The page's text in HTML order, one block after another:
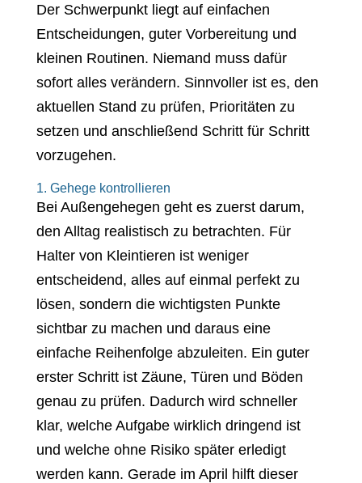
Der Schwerpunkt liegt auf einfachen
Entscheidungen, guter Vorbereitung und
kleinen Routinen. Niemand muss dafür
sofort alles verändern. Sinnvoller ist es, den
aktuellen Stand zu prüfen, Prioritäten zu
setzen und anschließend Schritt für Schritt
vorzugehen.
1. Gehege kontrollieren
Bei Außengehegen geht es zuerst darum,
den Alltag realistisch zu betrachten. Für
Halter von Kleintieren ist weniger
entscheidend, alles auf einmal perfekt zu
lösen, sondern die wichtigsten Punkte
sichtbar zu machen und daraus eine
einfache Reihenfolge abzuleiten. Ein guter
erster Schritt ist Zäune, Türen und Böden
genau zu prüfen. Dadurch wird schneller
klar, welche Aufgabe wirklich dringend ist
und welche ohne Risiko später erledigt
werden kann. Gerade im April hilft dieser